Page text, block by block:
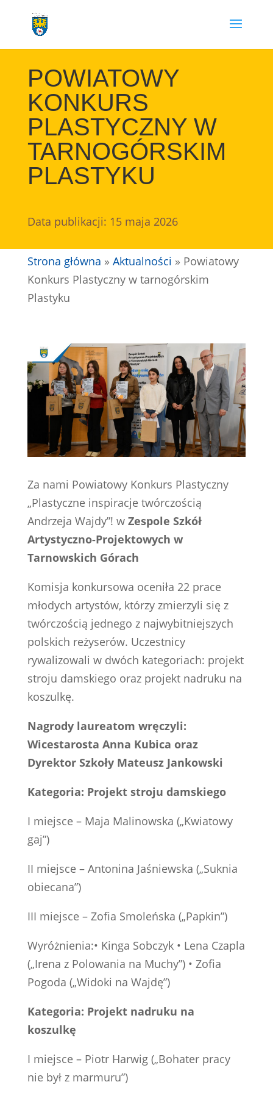
POWIATOWY
KONKURS
PLASTYCZNY W
TARNOGÓRSKIM
PLASTYKU
Data publikacji: 15 maja 2026
Strona główna » Aktualności » Powiatowy
Konkurs Plastyczny w tarnogórskim
Plastyku
Za nami Powiatowy Konkurs Plastyczny
„Plastyczne inspiracje twórczością
Andrzeja Wajdy”! w Zespole Szkół
Artystyczno-Projektowych w
Tarnowskich Górach
Komisja konkursowa oceniła 22 prace
młodych artystów, którzy zmierzyli się z
twórczością jednego z najwybitniejszych
polskich reżyserów. Uczestnicy
rywalizowali w dwóch kategoriach: projekt
stroju damskiego oraz projekt nadruku na
koszulkę.
Nagrody laureatom wręczyli:
Wicestarosta Anna Kubica oraz
Dyrektor Szkoły Mateusz Jankowski
Kategoria: Projekt stroju damskiego
I miejsce – Maja Malinowska („Kwiatowy
gaj”)
II miejsce – Antonina Jaśniewska („Suknia
obiecana”)
III miejsce – Zofia Smoleńska („Papkin”)
Wyróżnienia:• ⁠Kinga Sobczyk •⁠ ⁠Lena Czapla
(„Irena z Polowania na Muchy”) •⁠ ⁠Zofia
Pogoda („Widoki na Wajdę”)
Kategoria: Projekt nadruku na
koszulkę
I miejsce – Piotr Harwig („Bohater pracy
nie był z marmuru”)